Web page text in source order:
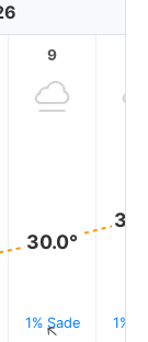
9
30.0°
1% Sade
↑ 1%